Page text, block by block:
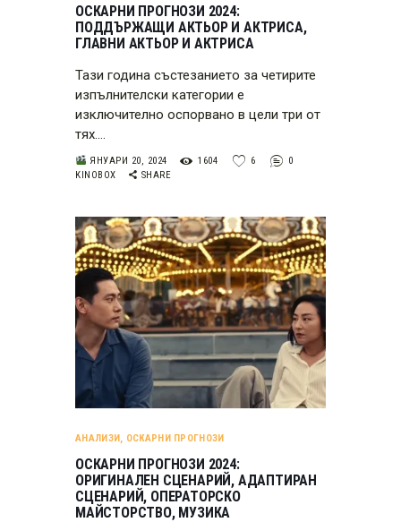
ОСКАРНИ ПРОГНОЗИ 2024:
ПОДДЪРЖАЩИ АКТЬОР И АКТРИСА,
ГЛАВНИ АКТЬОР И АКТРИСА
Тази година състезанието за четирите
изпълнителски категории е
изключително оспорвано в цели три от
тях.…
ЯНУАРИ 20, 2024 1604 6
0
KINOBOX
SHARE
АНАЛИЗИ, ОСКАРНИ ПРОГНОЗИ
ОСКАРНИ ПРОГНОЗИ 2024:
ОРИГИНАЛЕН СЦЕНАРИЙ, АДАПТИРАН
СЦЕНАРИЙ, ОПЕРАТОРСКО
МАЙСТОРСТВО, МУЗИКА